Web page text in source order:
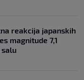
reakcija japanskih
magnitude 7,1